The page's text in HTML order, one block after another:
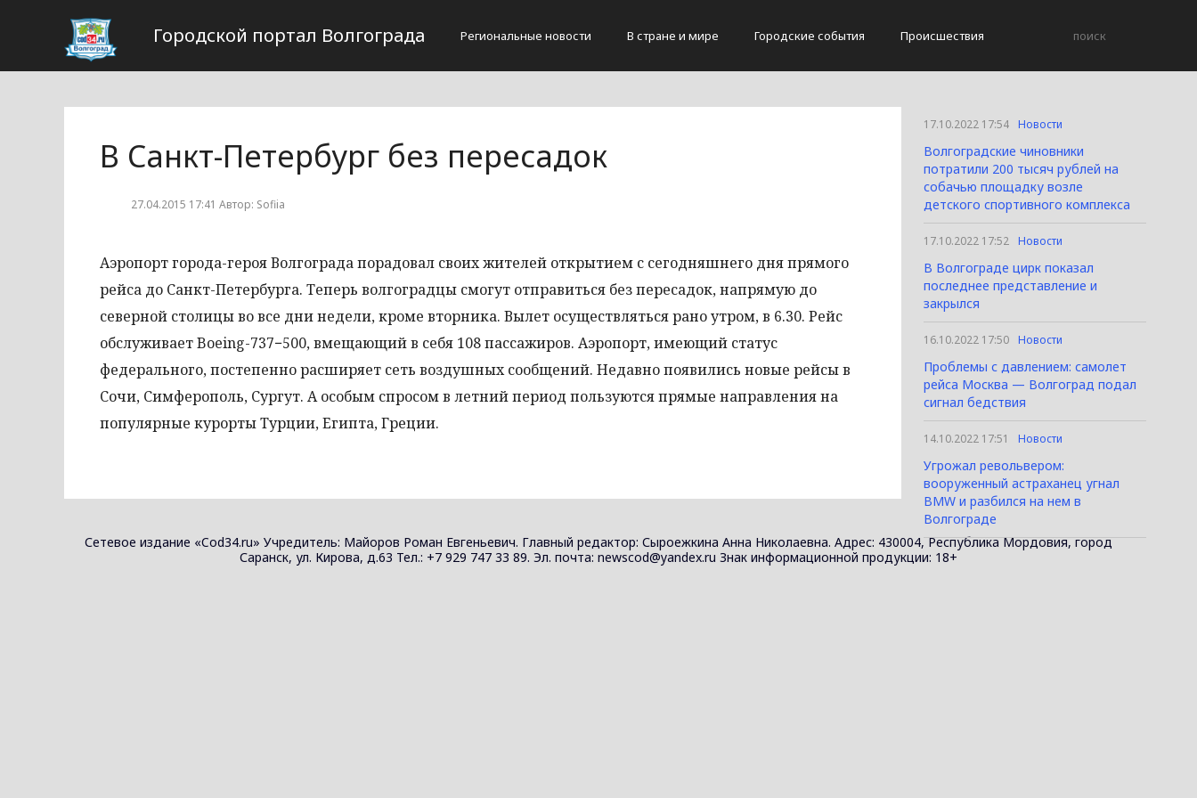
Городской портал Волгограда Региональные новости В стране и мире Городские события Происшествия
В Санкт-Петербург без пересадок
27.04.2015 17:41 Автор: Sofiia
Аэропорт города-героя Волгограда порадовал своих жителей открытием с сегодняшнего дня прямого
рейса до Санкт-Петербурга. Теперь волгоградцы смогут отправиться без пересадок, напрямую до
северной столицы во все дни недели, кроме вторника. Вылет осуществляться рано утром, в 6.30. Рейс
обслуживает Boeing-737−500, вмещающий в себя 108 пассажиров. Аэропорт, имеющий статус
федерального, постепенно расширяет сеть воздушных сообщений. Недавно появились новые рейсы в
Сочи, Симферополь, Сургут. А особым спросом в летний период пользуются прямые направления на
популярные курорты Турции, Египта, Греции.
17.10.2022 17:54 Новости
Волгоградские чиновники
потратили 200 тысяч рублей на
собачью площадку возле
детского спортивного комплекса
17.10.2022 17:52 Новости
В Волгограде цирк показал
последнее представление и
закрылся
16.10.2022 17:50 Новости
Проблемы с давлением: самолет
рейса Москва — Волгоград подал
сигнал бедствия
14.10.2022 17:51 Новости
Угрожал револьвером:
вооруженный астраханец угнал
BMW и разбился на нем в
Волгограде
Сетевое издание «Cod34.ru» Учредитель: Майоров Роман Евгеньевич. Главный редактор: Сыроежкина Анна Николаевна. Адрес: 430004, Республика Мордовия, город
Саранск, ул. Кирова, д.63 Тел.: +7 929 747 33 89. Эл. почта: newscod@yandex.ru Знак информационной продукции: 18+